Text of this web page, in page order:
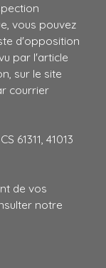
vous pouvez
d'opposition
par l'article
sur le site
courrier
61311, 41013
de vos
notre